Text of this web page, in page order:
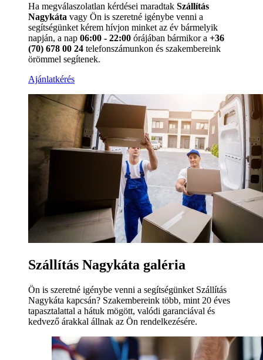
Ha megválaszolatlan kérdései maradtak Szállítás
Nagykáta vagy Ön is szeretné igénybe venni a
segítségünket kérem hívjon minket az év bármelyik
napján, a nap 06:00 - 22:00 órájában bármikor a +36
(70) 678 00 24 telefonszámunkon és szakembereink
örömmel segítenek.
Ajánlatkérés
Szállítás Nagykáta galéria
Ön is szeretné igénybe venni a segítségünket Szállítás
Nagykáta kapcsán? Szakembereink több, mint 20 éves
tapasztalattal a hátuk mögött, valódi garanciával és
kedvező árakkal állnak az Ön rendelkezésére.